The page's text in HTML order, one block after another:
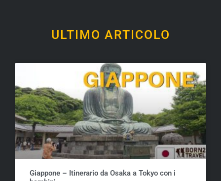
ULTIMO ARTICOLO
Giappone – Itinerario da Osaka a Tokyo con i